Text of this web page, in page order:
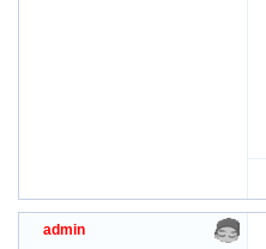
admin